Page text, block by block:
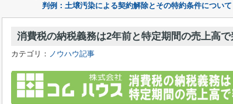
判例：土壌汚染による契約解除とその特約条件につい
消費税の納税義務は2年前と特定期間の売上高
カテゴリ： ノウハウ記事